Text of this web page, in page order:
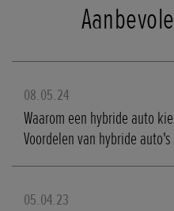
08.05.24
Waarom een hybride auto
Voordelen van hybride auto's
05.04.23